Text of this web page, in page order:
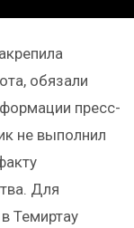
обязали
пресс-
не выполнил
Для
Темиртау